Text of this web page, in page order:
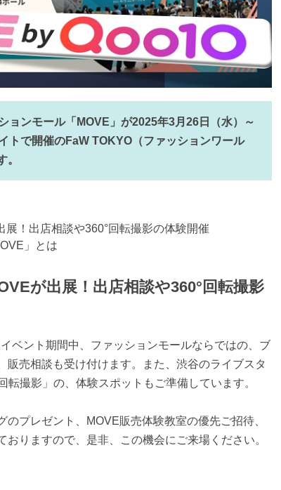
ョンモール「MOVE」が2025年3月26日（水）～
トで開催のFaW TOKYO（ファッションワール
。
展！出店相談や360°回転撮影の体験開催
」とは
が出展！出店相談や360°回転撮影
ベント期間中、ファッションモールならではの、ブ
販売相談も受け付けます。また、渋谷のライブスタ
転撮影」の、体験スポットもご準備しています。
のプレゼント、MOVE販売体験教室の優先ご招待、
おりますので、是非、この機会にご来場ください。